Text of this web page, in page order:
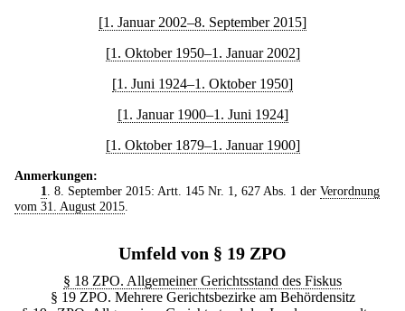
[1. Januar 2002–8. September 2015]
[1. Oktober 1950–1. Januar 2002]
[1. Juni 1924–1. Oktober 1950]
[1. Januar 1900–1. Juni 1924]
[1. Oktober 1879–1. Januar 1900]
Anmerkungen:
1
. 8. September 2015: Artt. 145 Nr. 1, 627 Abs. 1 der Verordnung
vom 31. August 2015
Umfeld von § 19 ZPO
§ 18 ZPO. Allgemeiner Gerichtsstand des Fiskus
§ 19 ZPO. Mehrere Gerichtsbezirke am Behördensitz